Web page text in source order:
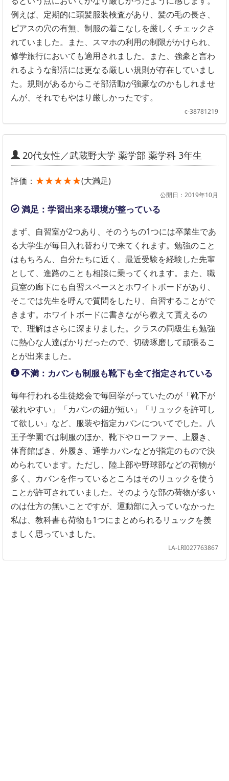
例えば、定期的に頭髪服装検査があり、髪の毛の長さ、
ピアスの穴の有無、制服の着こなしを厳しくチェックさ
れていました。また、スマホの利用の制限がかけられ、
修学旅行においても適用されました。また、強豪と言わ
れるような部活には更なる厳しい規則が存在していまし
た。規則があるからこそ部活動が強豪なのかもしれませ
んが、それでもやはり厳しかったです。
c-38781219
20代女性／武蔵野大学 薬学部 薬学科 3年生
評価： ★★★★★(大満足)
公開日：2019年10月
満足：学習出来る環境が整っている
まず、自習室が2つあり、そのうちの1つには卒業生であ
る大学生が毎日入れ替わりで来てくれます。勉強のこと
はもちろん、自分たちに近く、最近受験を経験した先輩
として、進路のことも相談に乗ってくれます。また、職
員室の廊下にも自習スペースとホワイトボードがあり、
そこでは先生を呼んで質問をしたり、自習することがで
きます。ホワイトボードに書きながら教えて貰えるの
で、理解はさらに深まりました。クラスの同級生も勉強
に熱心な人達ばかりだったので、切磋琢磨して頑張るこ
とが出来ました。
不満：カバンも制服も靴下も全て指定されている
毎年行われる生徒総会で毎回挙がっていたのが「靴下が
破れやすい」「カバンの紐が短い」「リュックを許可し
て欲しい」など、服装や指定カバンについてでした。八
王子学園では制服のほか、靴下やローファー、上履き、
体育館ばき、外履き、通学カバンなどが指定のもので決
められています。ただし、陸上部や野球部などの荷物が
多く、カバンを作っているところはそのリュックを使う
ことが許可されていました。そのような部の荷物が多い
のは仕方の無いことですが、運動部に入っていなかった
私は、教科書も荷物も1つにまとめられるリュックを羨
ましく思っていました。
LA-LRI027763867